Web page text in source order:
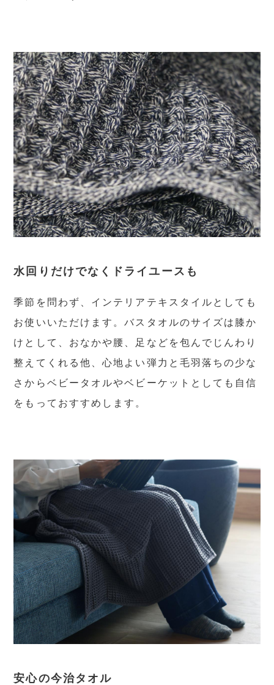
水回りだけでなくドライユースも
季節を問わず、インテリアテキスタイルとしても
お使いいただけます。バスタオルのサイズは膝か
けとして、おなかや腰、足などを包んでじんわり
整えてくれる他、心地よい弾力と毛羽落ちの少な
さからベビータオルやベビーケットとしても自信
をもっておすすめします。
安心の今治タオル